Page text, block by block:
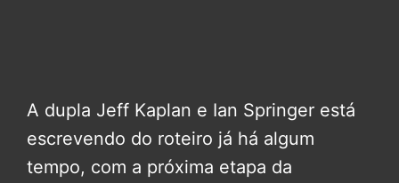
A dupla Jeff Kaplan e Ian Springer está
escrevendo do roteiro já há algum
tempo, com a próxima etapa da